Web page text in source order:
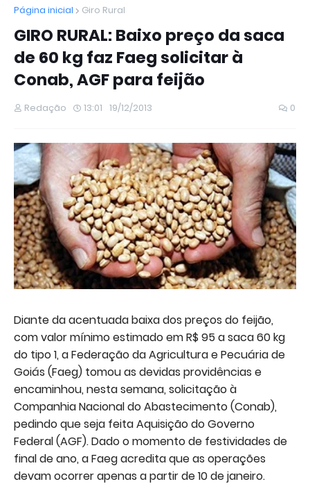
Página inicial Giro Rural
GIRO RURAL: Baixo preço da saca
de 60 kg faz Faeg solicitar à
Conab, AGF para feijão
Redação 13:01 19/12/2013 0
Diante da acentuada baixa dos preços do feijão,
com valor mínimo estimado em R$ 95 a saca 60 kg
do tipo 1, a Federação da Agricultura e Pecuária de
Goiás (Faeg) tomou as devidas providências e
encaminhou, nesta semana, solicitação à
Companhia Nacional do Abastecimento (Conab),
pedindo que seja feita Aquisição do Governo
Federal (AGF). Dado o momento de festividades de
final de ano, a Faeg acredita que as operações
devam ocorrer apenas a partir de 10 de janeiro.